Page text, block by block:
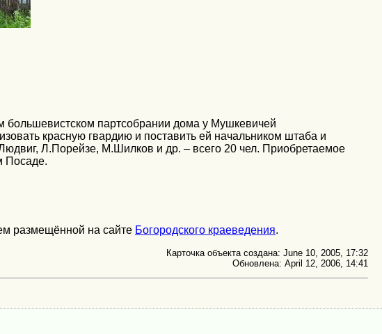
партсобрании дома у Мушкевичей
красную гвардию и поставить ей начальником штаба и
Л.Порейзе, М.Шилков и др. – всего 20 чел. Приобретаемое
Посаде.
размещённой на сайте Богородского краеведения.
Карточка объекта создана: June 10, 2005, 17:32
Обновлена: April 12, 2006, 14:41